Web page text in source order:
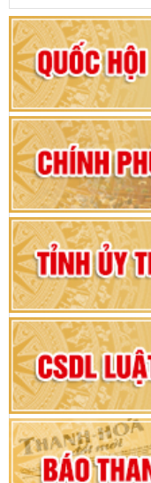
Khai
Hướng
khoá
2026-
80
vì sự
Bộ
Đảng
2025 -
Đại hội
nhiệm
Đại hội
nhiệm
Khai
hội khóa